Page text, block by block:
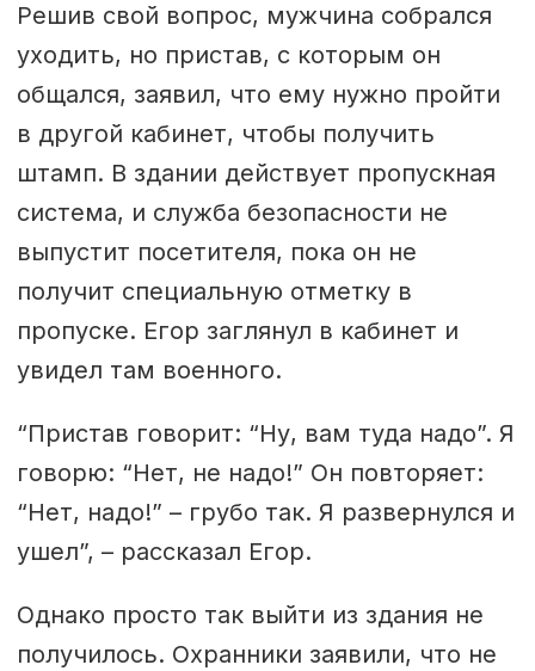
Решив свой вопрос, мужчина собрался
уходить, но пристав, с которым он
общался, заявил, что ему нужно пройти
в другой кабинет, чтобы получить
штамп. В здании действует пропускная
система, и служба безопасности не
выпустит посетителя, пока он не
получит специальную отметку в
пропуске. Егор заглянул в кабинет и
увидел там военного.
“Пристав говорит: “Ну, вам туда надо”. Я
говорю: “Нет, не надо!” Он повторяет:
“Нет, надо!” – грубо так. Я развернулся и
ушел”, – рассказал Егор.
Однако просто так выйти из здания не
получилось. Охранники заявили, что не